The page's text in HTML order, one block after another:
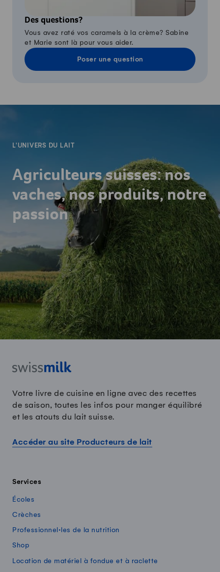
Des questions?
Vous avez raté vos caramels à la crème? Sabine
et Marie sont là pour vous aider.
Poser une question
L'UNIVERS DU LAIT
Agriculteurs suisses: nos
vaches, nos produits, notre
passion
Votre livre de cuisine en ligne avec des recettes
de saison, toutes les infos pour manger équilibré
et les atouts du lait suisse.
Accéder au site Producteurs de lait
Services
Écoles
Crèches
Professionnel·les de la nutrition
Shop
Location de matériel à fondue et à raclette